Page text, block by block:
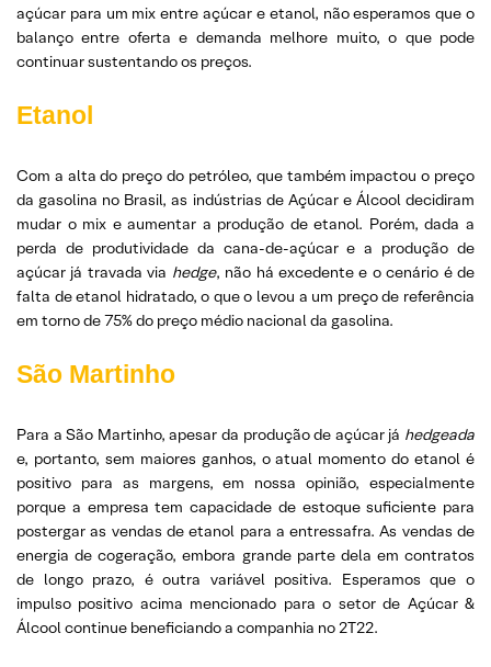
açúcar para um mix entre açúcar e etanol, não esperamos que o
balanço entre oferta e demanda melhore muito, o que pode
continuar sustentando os preços.
Etanol
Com a alta do preço do petróleo, que também impactou o preço
da gasolina no Brasil, as indústrias de Açúcar e Álcool decidiram
mudar o mix e aumentar a produção de etanol. Porém, dada a
perda de produtividade da cana-de-açúcar e a produção de
açúcar já travada via hedge, não há excedente e o cenário é de
falta de etanol hidratado, o que o levou a um preço de referência
em torno de 75% do preço médio nacional da gasolina.
São Martinho
Para a São Martinho, apesar da produção de açúcar já hedgeada
e, portanto, sem maiores ganhos, o atual momento do etanol é
positivo para as margens, em nossa opinião, especialmente
porque a empresa tem capacidade de estoque suficiente para
postergar as vendas de etanol para a entressafra. As vendas de
energia de cogeração, embora grande parte dela em contratos
de longo prazo, é outra variável positiva. Esperamos que o
impulso positivo acima mencionado para o setor de Açúcar &
Álcool continue beneficiando a companhia no 2T22.